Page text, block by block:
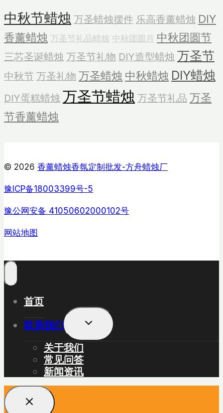
批
发
中秋节蜡烛 万圣蜡烛摆件 乐高香薰蜡烛 DIY
香薰蜡烛 万圣节礼品蜡烛 中秋团圆月 中秋团圆节
三芯圣诞蜡烛 万圣节礼物 DIY造型蜡烛 万圣节
中秋节 万圣礼物 万圣蜡烛 中秋蜡烛 DIY蜡烛
DIY蛋糕蜡烛 万圣节蜡烛 万圣节礼品 万圣
节香薰蜡烛
© 2026 香薰蜡烛香氛定制批发-方舟蜡烛厂
豫ICP备18003399号-5
豫公网安备 41050602000102号
网站地图
首页
联系我们
展
子
菜
单
关于我们
常见问答
新闻资讯